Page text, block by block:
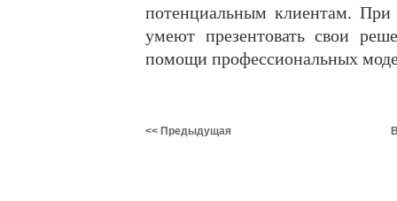
потенциальным клиентам.
умеют презентовать свои
помощи профессиональных
<< Предыдущая